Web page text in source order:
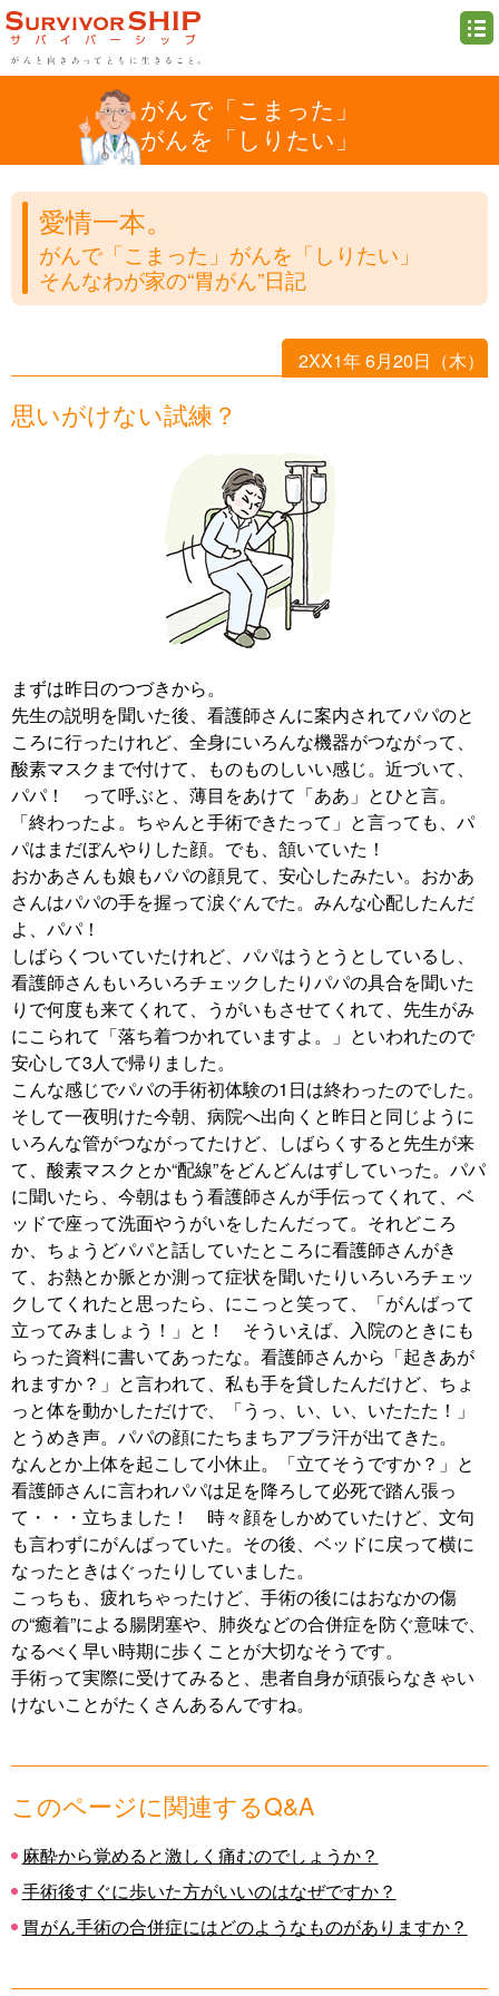
がんで「こまった」
がんを「しりたい」
愛情一本。
がんで「こまった」がんを「しりたい」
そんなわが家の“胃がん”日記
2XX1年 6月20日（木）
思いがけない試練？
まずは昨日のつづきから。
先生の説明を聞いた後、看護師さんに案内されてパパのと
ころに行ったけれど、全身にいろんな機器がつながって、
酸素マスクまで付けて、ものものしいい感じ。近づいて、
パパ！ って呼ぶと、薄目をあけて「ああ」とひと言。
「終わったよ。ちゃんと手術できたって」と言っても、パ
パはまだぼんやりした顔。でも、頷いていた！
おかあさんも娘もパパの顔見て、安心したみたい。おかあ
さんはパパの手を握って涙ぐんでた。みんな心配したんだ
よ、パパ！
しばらくついていたけれど、パパはうとうとしているし、
看護師さんもいろいろチェックしたりパパの具合を聞いた
りで何度も来てくれて、うがいもさせてくれて、先生がみ
にこられて「落ち着つかれていますよ。」といわれたので
安心して3人で帰りました。
こんな感じでパパの手術初体験の1日は終わったのでした。
そして一夜明けた今朝、病院へ出向くと昨日と同じように
いろんな管がつながってたけど、しばらくすると先生が来
て、酸素マスクとか“配線”をどんどんはずしていった。パパ
に聞いたら、今朝はもう看護師さんが手伝ってくれて、ベ
ッドで座って洗面やうがいをしたんだって。それどころ
か、ちょうどパパと話していたところに看護師さんがき
て、お熱とか脈とか測って症状を聞いたりいろいろチェッ
クしてくれたと思ったら、にこっと笑って、「がんばって
立ってみましょう！」と！ そういえば、入院のときにも
らった資料に書いてあったな。看護師さんから「起きあが
れますか？」と言われて、私も手を貸したんだけど、ちょ
っと体を動かしただけで、「うっ、い、い、いたたた！」
とうめき声。パパの顔にたちまちアブラ汗が出てきた。
なんとか上体を起こして小休止。「立てそうですか？」と
看護師さんに言われパパは足を降ろして必死で踏ん張っ
て・・・立ちました！ 時々顔をしかめていたけど、文句
も言わずにがんばっていた。その後、ベッドに戻って横に
なったときはぐったりしていました。
こっちも、疲れちゃったけど、手術の後にはおなかの傷
の“癒着”による腸閉塞や、肺炎などの合併症を防ぐ意味で、
なるべく早い時期に歩くことが大切なそうです。
手術って実際に受けてみると、患者自身が頑張らなきゃい
けないことがたくさんあるんですね。
このページに関連するQ&A
麻酔から覚めると激しく痛むのでしょうか？
手術後すぐに歩いた方がいいのはなぜですか？
胃がん手術の合併症にはどのようなものがありますか？